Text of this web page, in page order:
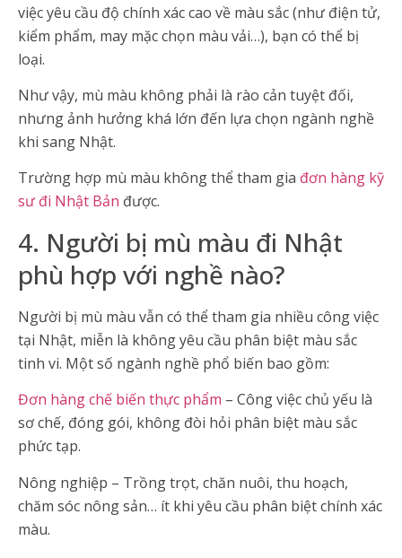
việc yêu cầu độ chính xác cao về màu sắc (như điện tử,
kiểm phẩm, may mặc chọn màu vải…), bạn có thể bị
loại.
Như vậy, mù màu không phải là rào cản tuyệt đối,
nhưng ảnh hưởng khá lớn đến lựa chọn ngành nghề
khi sang Nhật.
Trường hợp mù màu không thể tham gia đơn hàng kỹ
sư đi Nhật Bản được.
4. Người bị mù màu đi Nhật
phù hợp với nghề nào?
Người bị mù màu vẫn có thể tham gia nhiều công việc
tại Nhật, miễn là không yêu cầu phân biệt màu sắc
tinh vi. Một số ngành nghề phổ biến bao gồm:
Đơn hàng chế biến thực phẩm – Công việc chủ yếu là
sơ chế, đóng gói, không đòi hỏi phân biệt màu sắc
phức tạp.
Nông nghiệp – Trồng trọt, chăn nuôi, thu hoạch,
chăm sóc nông sản… ít khi yêu cầu phân biệt chính xác
màu.